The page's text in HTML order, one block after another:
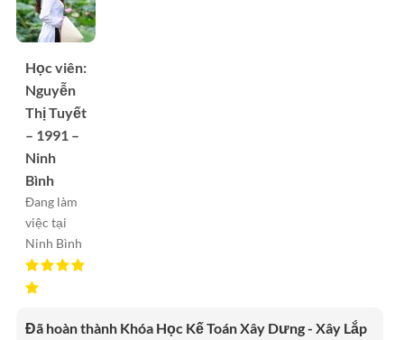
Học viên:
Nguyễn
Thị Tuyết
– 1991 –
Ninh
Bình
Đang làm
việc tại
Ninh Bình
Đã hoàn thành Khóa Học Kế Toán Xây Dưng - Xây Lắp